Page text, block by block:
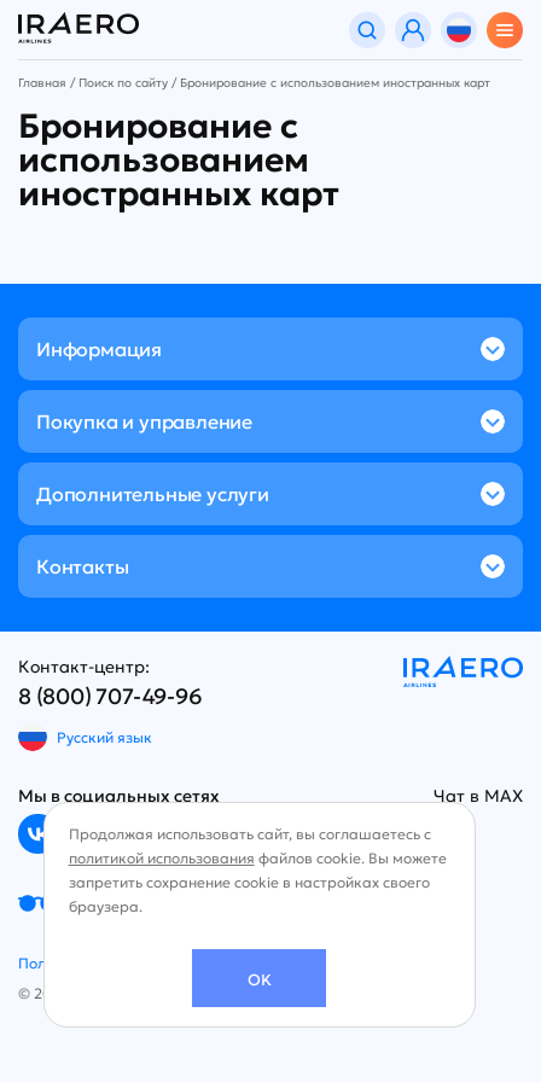
Главная Поиск по сайту Бронирование с использованием иностранных карт
Бронирование с
использованием
иностранных карт
Информация
Покупка и управление
Дополнительные услуги
Контакты
Контакт-центр:
8 (800) 707-49-96
Русский язык
Мы в социальных сетях Чат в MAX
Версия для слабовидящих
Политика кофиденциальности
© 2026, АО "Авиакомпания "ИрАэро"
Продолжая использовать сайт, вы соглашаетесь с
политикой использования файлов cookie. Вы можете
запретить сохранение cookie в настройках своего
браузера.
OK